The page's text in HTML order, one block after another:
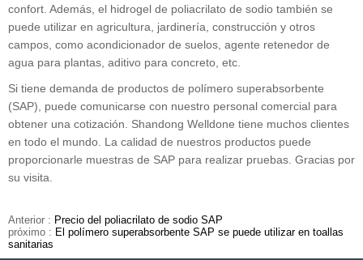
confort. Además, el hidrogel de poliacrilato de sodio también se
puede utilizar en agricultura, jardinería, construcción y otros
campos, como acondicionador de suelos, agente retenedor de
agua para plantas, aditivo para concreto, etc.
Si tiene demanda de productos de polímero superabsorbente
(SAP), puede comunicarse con nuestro personal comercial para
obtener una cotización. Shandong Welldone tiene muchos clientes
en todo el mundo. La calidad de nuestros productos puede
proporcionarle muestras de SAP para realizar pruebas. Gracias por
su visita.
Anterior : Precio del poliacrilato de sodio SAP
próximo : El polímero superabsorbente SAP se puede utilizar en toallas
sanitarias